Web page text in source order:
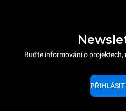
Buďte informování o
PŘIHLÁSIT